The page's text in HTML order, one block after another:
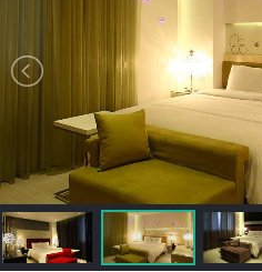
房
接
跟
飯
店